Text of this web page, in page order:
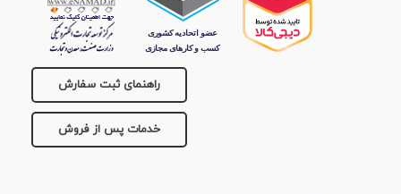
راهنمای ثبت سفارش
خدمات پس از فروش